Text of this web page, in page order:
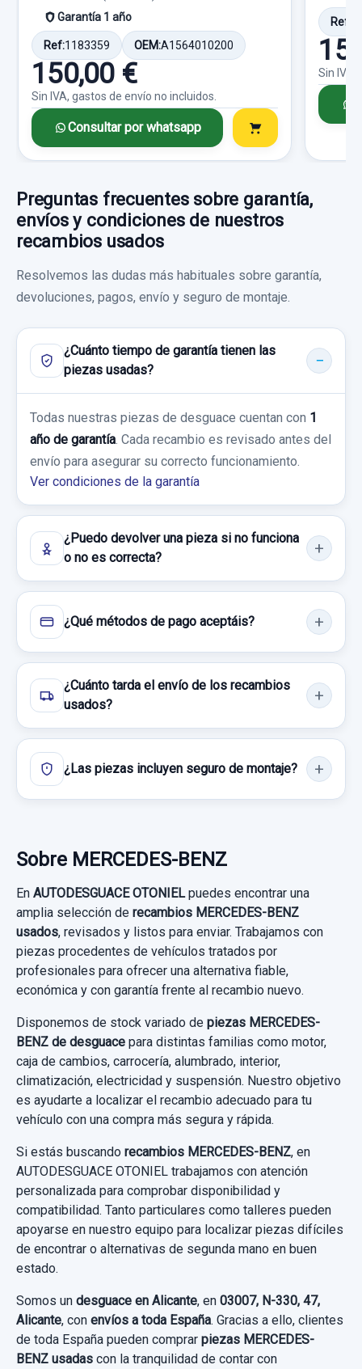
ELEVALUNAS DELANTERO DERECHO
A2117200246RE ELECTRICO CONFORT
ELEVALUNAS DELANTERO DERECHO...
usado.
MERCEDES-BENZ CLASE E (W211)
Garantía 1 año
Ref:819368 OEM:A2117200246RE
11,56 €
Sin IVA, gastos de envío no incluidos.
Consultar por whatsapp
ELEVALUNAS DELANTERO IZQUIERDO
A2117200146 A2118202942 CONFORT 6...
usado.
BERLINA E 320 CDI...
Garantía 1 año
Ref:819369 OEM:A2117200146
11,56 €
Sin IVA, gastos de envío no incluidos.
Consultar por whatsapp
MODULO ELECTRONICO 211820818501
CIERRE PTA DI
usado.
MERCEDES-BENZ CLASE E (W211)
Garantía 1 año
Ref:836486 OEM:211820818501
45,00 €
Sin IVA, gastos de envío no incluidos.
A2118202342 2118202342 6 PINS
MOTOR ELEVALUNAS TRASERO
IZQUIERDO... usado.
MERCEDES-BENZ CLASE E (W211)
BERLINA E 320 CDI...
Ref:836914 OEM:A2118202342
10,74 €
Sin IVA, gastos de envío no incluidos.
Consultar por whatsapp
Sin IVA, gastos de envío no incluidos.
Consultar por whatsapp
BRAZO SUSPENSION INFERIOR DELANTERO
DERECHO 21103 21103
BRAZO SUSPENSION INFERIOR
DELANTERO... usado.
MERCEDES-BENZ CLASE E (W211)
BERLINA E 320 CDI...
Ref:
18,17 €
BRAZO SUSPENSION INFERIOR DELANTERO
IZQUIERDO TOCADO GOMA PARA CAMBIAR
BRAZO SUSPENSION INFERIOR
DELANTERO... usado.
MERCEDES-BENZ CLASE E (W211)
BERLINA E 320 CDI...
Garantía 1 año
Ref:823201
25,00 €
Sin IVA, gastos de envío no incluidos.
Garantía 1 año
Ref:1183359 OEM:A1564010200
150,00 €
Sin IVA, gastos de envío no incluidos.
Consultar por whatsapp
Ref:
Sin IVA,
Preguntas frecuentes sobre garantía,
envíos y condiciones de nuestros
recambios usados
Resolvemos las dudas más habituales sobre garantía,
devoluciones, pagos, envío y seguro de montaje.
¿Cuánto tiempo de garantía tienen las
piezas usadas?
Todas nuestras piezas de desguace cuentan con 1
año de garantía . Cada recambio es revisado antes del
envío para asegurar su correcto funcionamiento.
Ver condiciones de la garantía
¿Puedo devolver una pieza si no funciona
o no es correcta?
¿Qué métodos de pago aceptáis?
¿Cuánto tarda el envío de los recambios
usados?
¿Las piezas incluyen seguro de montaje?
Sobre MERCEDES-BENZ
En AUTODESGUACE OTONIELpuedes encontrar una
amplia selección de recambios MERCEDES-BENZ
usados, revisados y listos para enviar. Trabajamos con
piezas procedentes de vehículos tratados por
profesionales para ofrecer una alternativa fiable,
económica y con garantía frente al recambio nuevo.
Disponemos de stock variado de piezas MERCEDES-
BENZ de desguace para distintas familias como motor,
caja de cambios, carrocería, alumbrado, interior,
climatización, electricidad y suspensión. Nuestro objetivo
es ayudarte a localizar el recambio adecuado para tu
vehículo con una compra más segura y rápida.
Si estás buscando recambios MERCEDES-BENZ, en
AUTODESGUACE OTONIEL trabajamos con atención
personalizada para comprobar disponibilidad y
compatibilidad. Tanto particulares como talleres pueden
apoyarse en nuestro equipo para localizar piezas difíciles
de encontrar o alternativas de segunda mano en buen
estado.
Somos un desguace en Alicante, en 03007, N-330, 47,
Alicante, con envíos a toda España. Gracias a ello, clientes
de toda España pueden comprar piezas MERCEDES-
BENZ usadas con la tranquilidad de contar con